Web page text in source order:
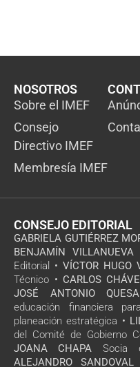
NOSOTROS
Sobre el IMEF
Consejo
Directivo IMEF
Membresía IMEF
CONSEJO EDITORIAL
GABRIELA GUTIÉRREZ
BENJAMÍN VILLANUEVA
Editorial • VÍCTOR HUGO
Técnico • CARLOS
JOSÉ ANTONIO
educación financiera
planeación estratégica •
del Comité de Gobierno
JOANA CHAPA Socia
ALEJANDRO SANDOVAL